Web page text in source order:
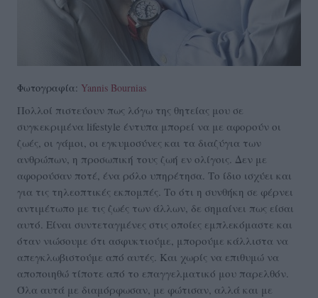
Φωτογραφία: Yannis Bournias
Πολλοί πιστεύουν πως λόγω της θητείας μου σε
συγκεκριμένα lifestyle έντυπα μπορεί να με αφορούν οι
ζωές, οι γάμοι, οι εγκυμοσύνες και τα διαζύγια των
ανθρώπων, η προσωπική τους ζωή εν ολίγοις. Δεν με
αφορούσαν ποτέ, ένα ρόλο υπηρέτησα. Το ίδιο ισχύει και
για τις τηλεοπτικές εκπομπές. Το ότι η συνθήκη σε φέρνει
αντιμέτωπο με τις ζωές των άλλων, δε σημαίνει πως είσαι
αυτό. Είναι συντεταγμένες στις οποίες εμπλεκόμαστε και
όταν νιώσουμε ότι ασφυκτιούμε, μπορούμε κάλλιστα να
απεγκλωβιστούμε από αυτές. Και χωρίς να επιθυμώ να
αποποιηθώ τίποτε από το επαγγελματικό μου παρελθόν.
Όλα αυτά με διαμόρφωσαν, με φώτισαν, αλλά και με